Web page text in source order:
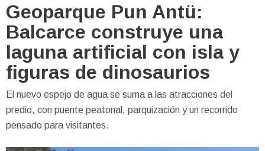
Geoparque Pun Antü:
Balcarce construye una
laguna artificial con isla y
figuras de dinosaurios
El nuevo espejo de agua se suma a las atracciones del
predio, con puente peatonal, parquización y un recorrido
pensado para visitantes.